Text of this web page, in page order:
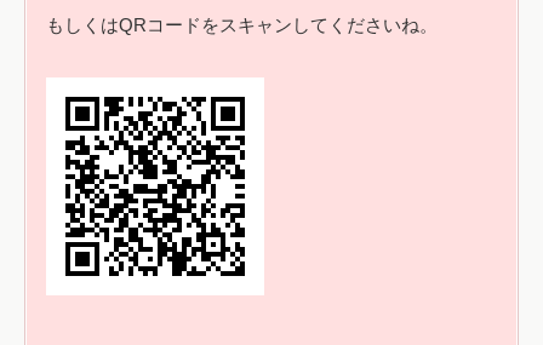
もしくはQRコードをスキャンしてくださいね。